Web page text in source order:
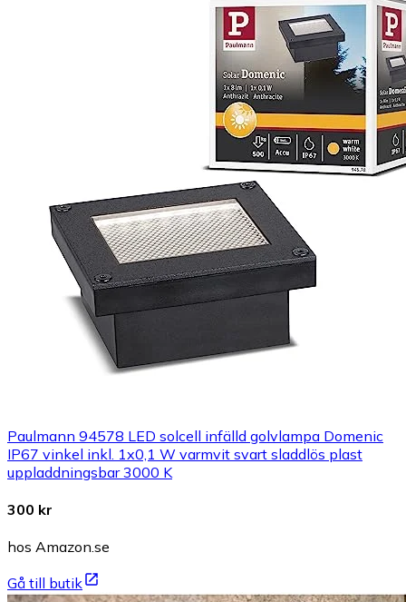
Paulmann 94578 LED solcell infälld golvlampa Domenic
IP67 vinkel inkl. 1x0,1 W varmvit svart sladdlös plast
uppladdningsbar 3000 K
300 kr
hos Amazon.se
Gå till butik